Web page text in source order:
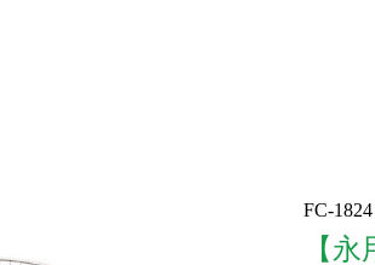
FC-1824
【